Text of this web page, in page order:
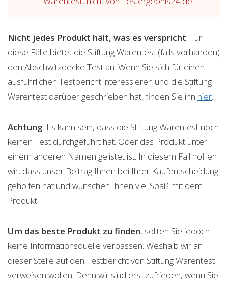
Nicht jedes Produkt hält, was es verspricht. Für
diese Fälle bietet die Stiftung Warentest (falls vorhanden)
den Abschwitzdecke Test an. Wenn Sie sich für einen
ausführlichen Testbericht interessieren und die Stiftung
Warentest darüber geschrieben hat, finden Sie ihn hier.
Achtung: Es kann sein, dass die Stiftung Warentest noch
keinen Test durchgeführt hat. Oder das Produkt unter
einem anderen Namen gelistet ist. In diesem Fall hoffen
wir, dass unser Beitrag Ihnen bei Ihrer Kaufentscheidung
geholfen hat und wünschen Ihnen viel Spaß mit dem
Produkt.
Um das beste Produkt zu finden, sollten Sie jedoch
keine Informationsquelle verpassen. Weshalb wir an
dieser Stelle auf den Testbericht von Stiftung Warentest
verweisen wollen. Denn wir sind erst zufrieden, wenn Sie